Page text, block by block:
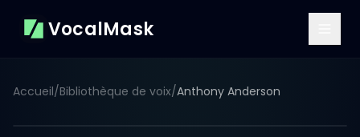
VocalMask
Accueil/Bibliothèque de voix/Anthony Anderson